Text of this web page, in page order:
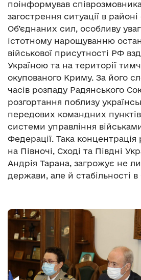
поінформував
загострення ситуації в районі
Об’єднаних сил, особливу
істотному нарощуванню
військової присутності РФ
Україною та на території
окупованого Криму. За його
часів розпаду Радянського
розгортання поблизу
передових командних
системи управління
Федерації. Така концентрація
на Півночі, Сході та Півдні
Андрія Тарана, загрожує не
держави, але й стабільності в